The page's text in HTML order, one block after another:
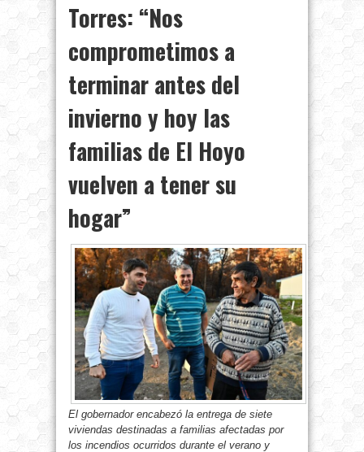
Torres: “Nos
comprometimos a
terminar antes del
invierno y hoy las
familias de El Hoyo
vuelven a tener su
hogar”
El gobernador encabezó la entrega de siete
viviendas destinadas a familias afectadas por
los incendios ocurridos durante el verano y